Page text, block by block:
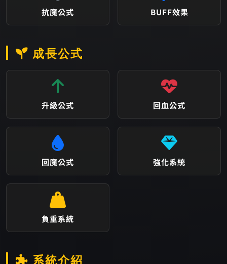
抗魔公式 BUFF效果
成長公式
升級公式 回血公式
回魔公式 強化系統
負重系統
系統介紹